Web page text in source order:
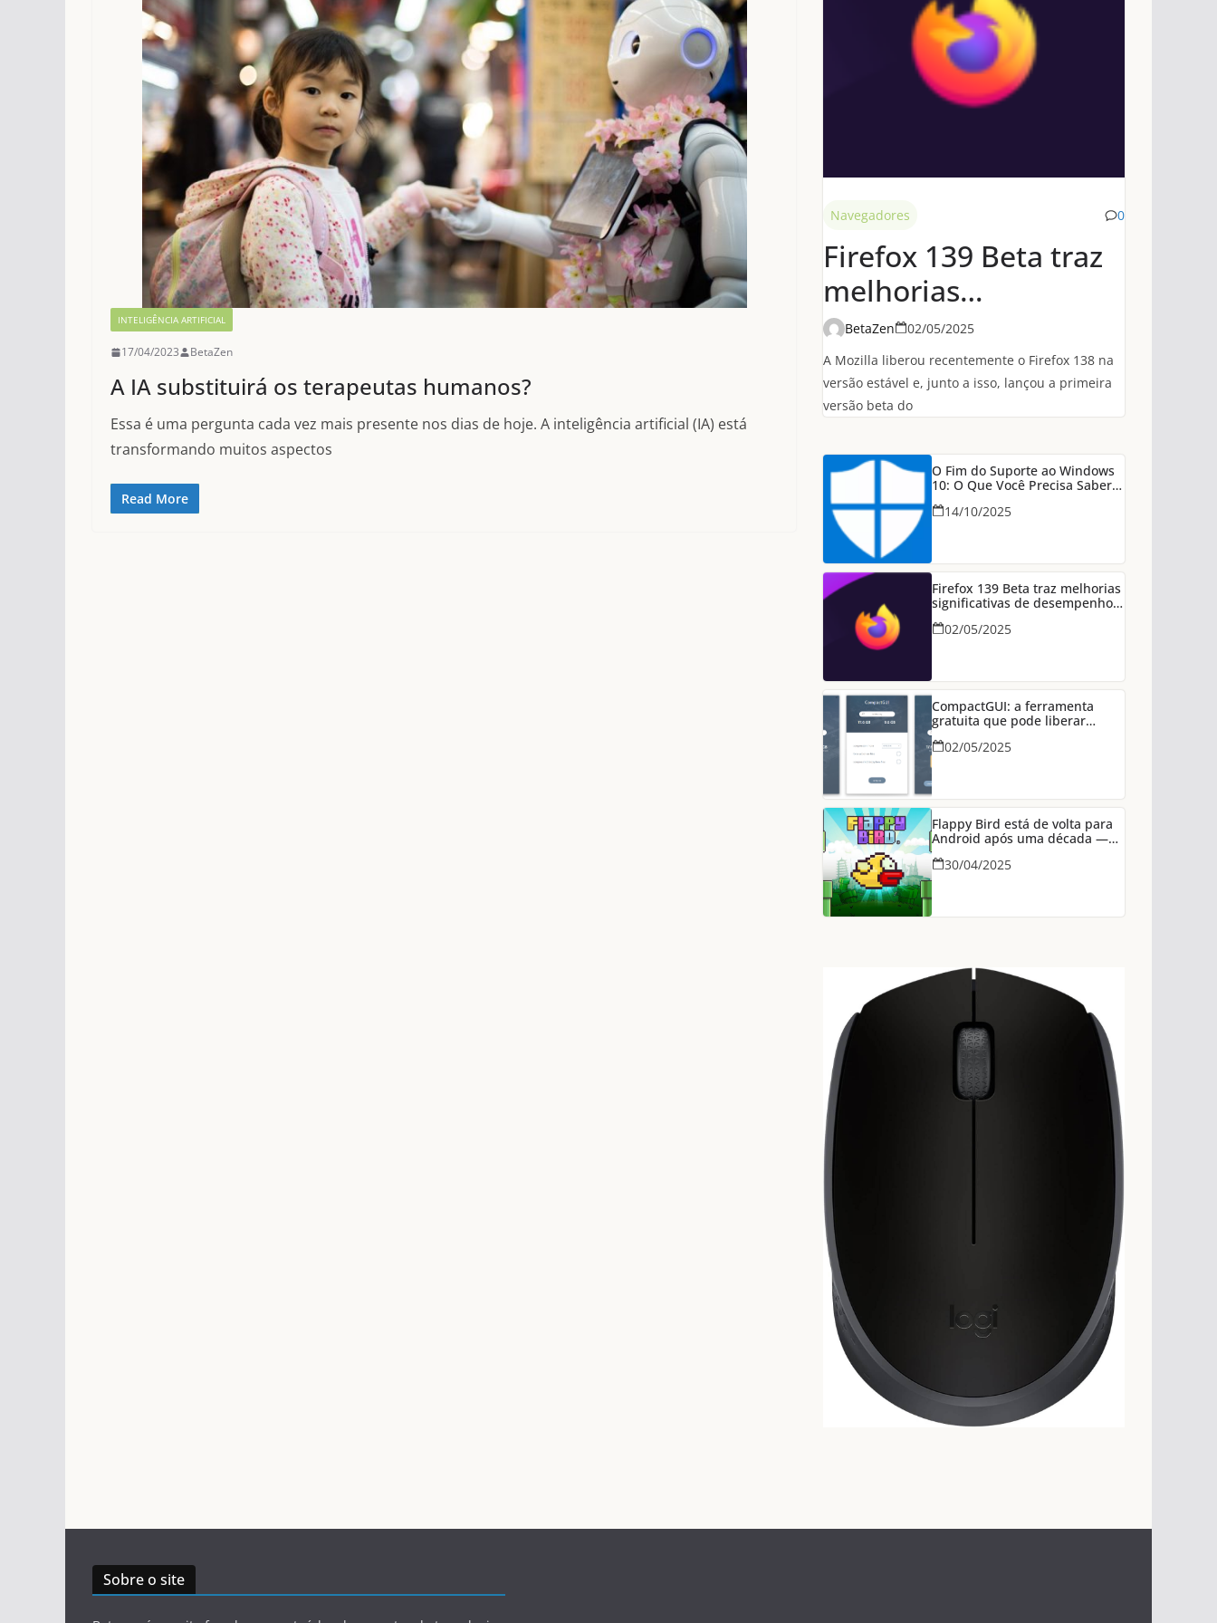
INTELIGÊNCIA ARTIFICIAL
17/04/2023 BetaZen
A IA substituirá os terapeutas humanos?
Essa é uma pergunta cada vez mais presente nos dias de hoje. A inteligência artificial (IA) está
transformando muitos aspectos
Read More
Navegadores 0
Firefox 139 Beta traz
melhorias
significativas de
desempenho em
conexões HTTP/3
BetaZen
02/05/2025
A Mozilla liberou recentemente o Firefox 138 na
versão estável e, junto a isso, lançou a primeira
versão beta do
O Fim do Suporte ao Windows
10: O Que Você Precisa Saber
Para Manter Seu PC Seguro
14/10/2025
Firefox 139 Beta traz melhorias
significativas de desempenho
em conexões HTTP/3
02/05/2025
CompactGUI: a ferramenta
gratuita que pode liberar
dezenas de GB no seu PC
02/05/2025
Flappy Bird está de volta para
Android após uma década —
agora na Epic Games Store
30/04/2025
Sobre o site